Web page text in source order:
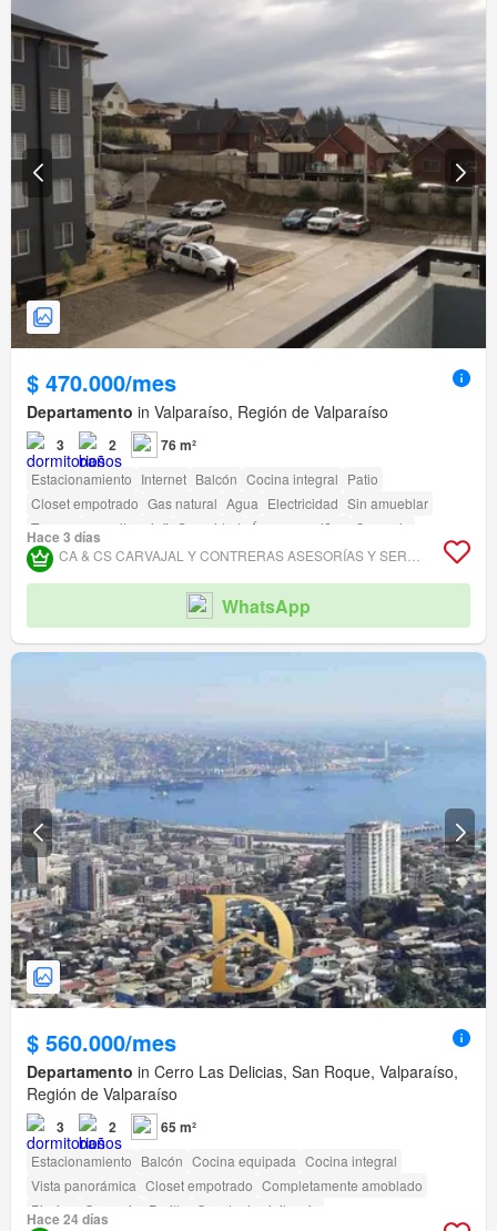
$ 470.000/mes
Departamento in Valparaíso, Región de Valparaíso
3 2 76 m²
Estacionamiento Internet Balcón Cocina integral Patio
Closet empotrado Gas natural Agua Electricidad Sin amueblar
Terraza
amenity_wi_fi Seguridad Área para niños
Conserje
Acceso para personas con discapacidad
Hace 3 días
WhatsApp
$ 560.000/mes
Departamento in Cerro Las Delicias, San Roque, Valparaíso,
Región de Valparaíso
3 2 65 m²
Estacionamiento Balcón Cocina equipada Cocina integral
Vista panorámica Closet empotrado Completamente amoblado
Piscina
Conserje Parilla Caseta de vigilancia
Hace 24 días